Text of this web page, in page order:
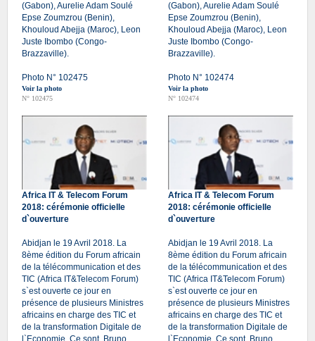
(Gabon), Aurelie Adam Soulé
Epse Zoumzrou (Benin),
Khouloud Abejja (Maroc), Leon
Juste Ibombo (Congo-
Brazzaville).
Photo N° 102475
Voir la photo
N° 102475
(Gabon), Aurelie Adam Soulé
Epse Zoumzrou (Benin),
Khouloud Abejja (Maroc), Leon
Juste Ibombo (Congo-
Brazzaville).
Photo N° 102474
Voir la photo
N° 102474
Africa IT & Telecom Forum
2018: cérémonie officielle
d`ouverture
Abidjan le 19 Avril 2018. La
8ème édition du Forum africain
de la télécommunication et des
TIC (Africa IT&Telecom Forum)
s`est ouverte ce jour en
présence de plusieurs Ministres
africains en charge des TIC et
de la transformation Digitale de
l`Economie. Ce sont, Bruno
Africa IT & Telecom Forum
2018: cérémonie officielle
d`ouverture
Abidjan le 19 Avril 2018. La
8ème édition du Forum africain
de la télécommunication et des
TIC (Africa IT&Telecom Forum)
s`est ouverte ce jour en
présence de plusieurs Ministres
africains en charge des TIC et
de la transformation Digitale de
l`Economie. Ce sont, Bruno